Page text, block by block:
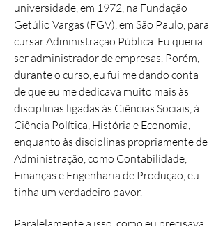
universidade, em 1972, na Fundação
Getúlio Vargas (FGV), em São Paulo, para
cursar Administração Pública. Eu queria
ser administrador de empresas. Porém,
durante o curso, eu fui me dando conta
de que eu me dedicava muito mais às
disciplinas ligadas às Ciências Sociais, à
Ciência Política, História e Economia,
enquanto às disciplinas propriamente de
Administração, como Contabilidade,
Finanças e Engenharia de Produção, eu
tinha um verdadeiro pavor.
Paralelamente a isso, como eu precisava